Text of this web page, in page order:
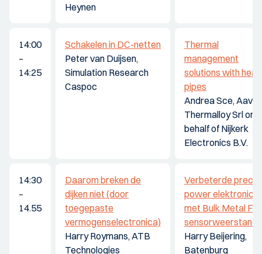
Heynen
14:00
–
14:25
Schakelen in DC-netten
Peter van Duijsen,
Simulation Research
Caspoc
Thermal
management
solutions with heat
pipes
Andrea Sce, Aavid
Thermalloy Srl on
behalf of Nijkerk
Electronics B.V.
14:30
–
14.55
Daarom breken de
dijken niet (door
toegepaste
vermogenselectronica)
Harry Roymans, ATB
Technologies
Verbeterde
power elektronica
met Bulk Metal Foil
Harry Beijering,
Batenburg